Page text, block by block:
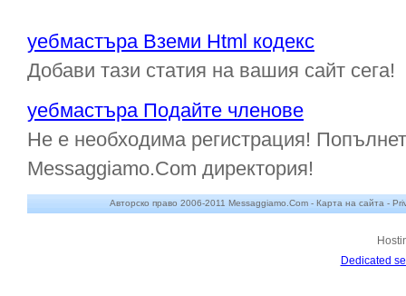
уебмастъра Вземи Html кодекс
Добави тази статия на вашия сайт сега!
уебмастъра Подайте членове
Не е необходима регистрация!
Messaggiamo.Com директория!
Авторско право 2006-2011 Messaggiamo.Com - Карта на сайта -
Dedicated